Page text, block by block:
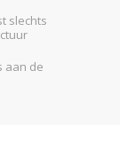
slechts
aan de